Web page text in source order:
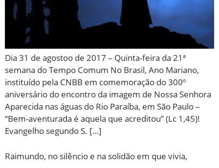
Dia 31 de agostoo de 2017 – Quinta-feira da 21ª
semana do Tempo Comum No Brasil, Ano Mariano,
instituído pela CNBB em comemoração do 300º
aniversário do encontro da imagem de Nossa Senhora
Aparecida nas águas do Rio Paraíba, em São Paulo –
“Bem-aventurada é aquela que acreditou” (Lc 1,45)!
Evangelho segundo S. […]
Raimundo, no silêncio e na solidão em que vivia,